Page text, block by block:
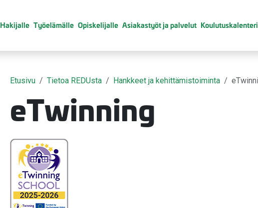
Hakijalle Työelämälle Opiskelijalle Asiakastyöt ja palvelut Koulutuskalenteri
Etusivu Tietoa REDUsta Hankkeet ja kehittämistoiminta
eTwinning